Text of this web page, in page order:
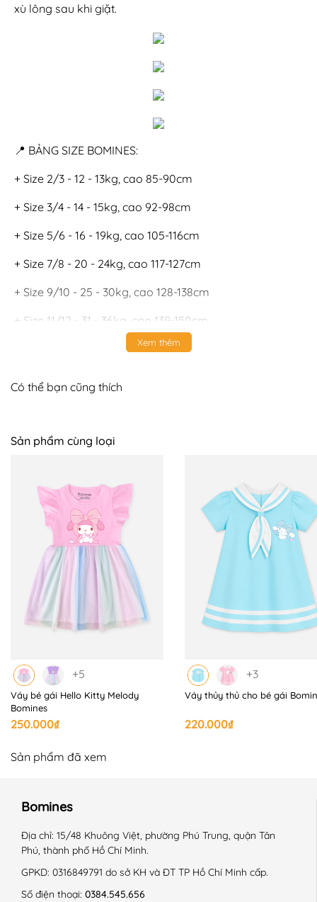
xù lông sau khi giặt.
📍 BẢNG SIZE BOMINES:
+ Size 2/3 - 12 - 13kg, cao 85-90cm
+ Size 3/4 - 14 - 15kg, cao 92-98cm
+ Size 5/6 - 16 - 19kg, cao 105-116cm
+ Size 7/8 - 20 - 24kg, cao 117-127cm
+ Size 9/10 - 25 - 30kg, cao 128-138cm
+ Size 11/12 - 31 - 36kg, cao 139-150cm
(Phom rộng thoải mái)
+ Hỗ trợ đổi trả 7 ngày trên toàn quốc, mẹ yên tâm
mua sắm, bé sử dụng an toàn. Nên nếu có thắc mắc
+ Giao COD toàn quốc
+ Tư vấn nhiệt tình, giải quyết thỏa đáng khi khách hàng
gặp vấn đề về sản phẩm.
+ Đặc quyền của sản phẩm nguyên giá: Sẵn sàng đổi
size, đổi luôn qua sản phẩm khác bằng giá hoặc cao
hơn & bù chênh lệch.
+ Sản phẩm đổi trả phải còn nguyên mác, chưa qua sử
tác nhân bên ngoài.
+ BOMINES là thương hiệu thời trang trẻ em chính hãng,
đề cao chất lượng sản phẩm an toàn cho con với giá
thành hợp lý. Hướng đến việc trải nghiệm khách hàng
📍 HOÀN CẢNH SỬ DỤNG:
+ Kiểu dáng năng động, thoải mái, thích hợp mặc đi
học, dạo chơi, đi tiệc.
+ Thời tiết phù hợp: mùa xuân - hè.
Xem thêm
Có thể bạn cũng thích
Sản phẩm cùng loại
+5
Váy bé gái Hello Kitty Melody
Bomines
250.000₫
+3
Váy thủy thủ cho bé gái
220.000₫
Sản phẩm đã xem
Bomines
Địa chỉ: 15/48 Khuông Việt, phường Phú Trung, quận Tân
Phú, thành phố Hồ Chí Minh.
GPKD: 0316849791 do sở KH và ĐT TP Hồ Chí Minh cấp.
Số điện thoại: 0384.545.656